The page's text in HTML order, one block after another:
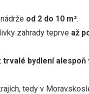
od 2 do 10 m³.
zahrady teprve až
trvalé bydlení alespoň
tedy v